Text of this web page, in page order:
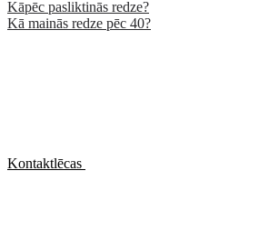
Kāpēc pasliktinās redze?
Kā mainās redze pēc 40?
Kontaktlēcas